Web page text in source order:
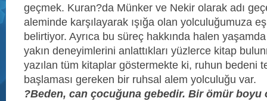
geçmek. Kuran?da Münker ve Nekir olarak adı
aleminde karşılayarak ışığa olan yolculuğumuza
belirtiyor. Ayrıca bu süreç hakkında halen
yakın deneyimlerini anlattıkları yüzlerce kitap
yazılan tüm kitaplar göstermekte ki, ruhun bedeni
başlaması gereken bir ruhsal alem yolculuğu var.
?Beden, can çocuğuna gebedir. Bir ömür